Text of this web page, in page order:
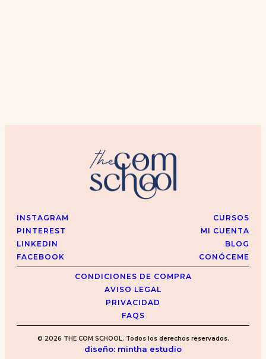
INSTAGRAM
PINTEREST
LINKEDIN
FACEBOOK
CURSOS
MI CUENTA
BLOG
CONÓCEME
CONDICIONES DE COMPRA
AVISO LEGAL
PRIVACIDAD
FAQS
© 2026 THE COM SCHOOL. Todos los derechos reservados.
diseño: mintha estudio